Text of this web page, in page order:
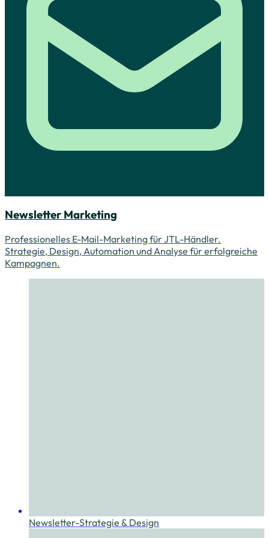
Newsletter Marketing
Professionelles E-Mail-Marketing für JTL-Händler.
Strategie, Design, Automation und Analyse für erfolgreiche
Kampagnen.
Newsletter-Strategie & Design